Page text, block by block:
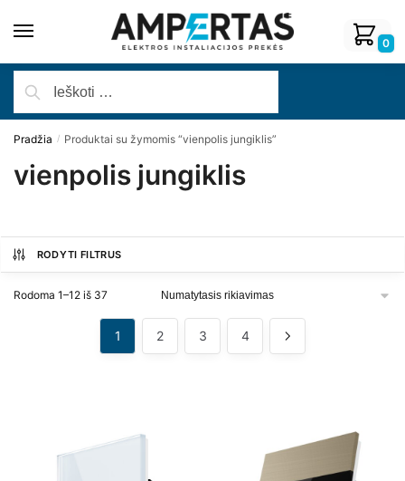
0
Pradžia / Produktai su žymomis “vienpolis jungiklis”
vienpolis jungiklis
RODYTI FILTRUS
Rodoma 1–12 iš 37
1 2 3 4